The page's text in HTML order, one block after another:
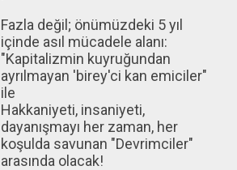
Fazla değil; önümüzdeki 5 yıl
içinde asıl mücadele alanı:
"Kapitalizmin kuyruğundan
ayrılmayan 'birey'ci kan emiciler"
ile
Hakkaniyeti, insaniyeti,
dayanışmayı her zaman, her
koşulda savunan "Devrimciler"
arasında olacak!